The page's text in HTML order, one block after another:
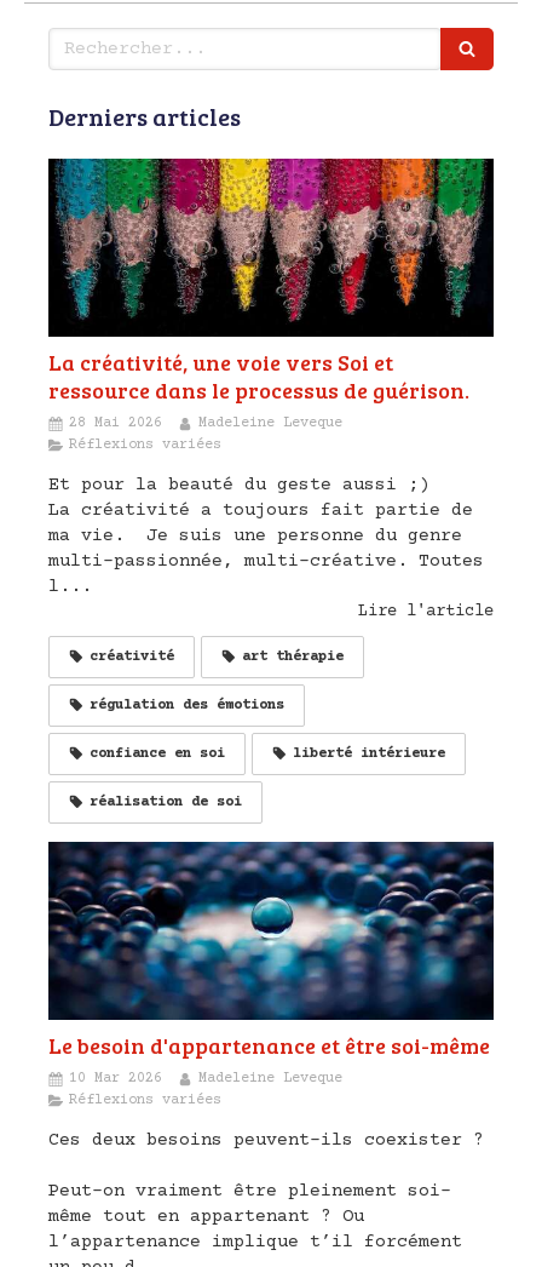
Rechercher
Derniers articles
La créativité, une voie vers Soi et
ressource dans le processus de guérison.
28 Mai 2026
Madeleine Leveque
Réflexions variées
Et pour la beauté du geste aussi ;)
La créativité a toujours fait partie de
ma vie. Je suis une personne du genre
multi-passionnée, multi-créative. Toutes
l...
Lire l'article
créativité art thérapie
régulation des émotions
confiance en soi liberté intérieure
réalisation de soi
Le besoin d'appartenance et être soi-même
10 Mar 2026
Madeleine Leveque
Réflexions variées
Ces deux besoins peuvent-ils coexister ?
Peut-on vraiment être pleinement soi-
même tout en appartenant ? Ou
l’appartenance implique t’il forcément